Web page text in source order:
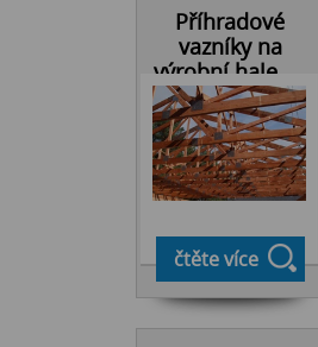
Příhradové
vazníky na
výrobní hale, ...
čtěte více